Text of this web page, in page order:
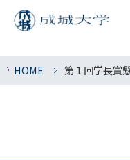
HOME 第１回学長賞